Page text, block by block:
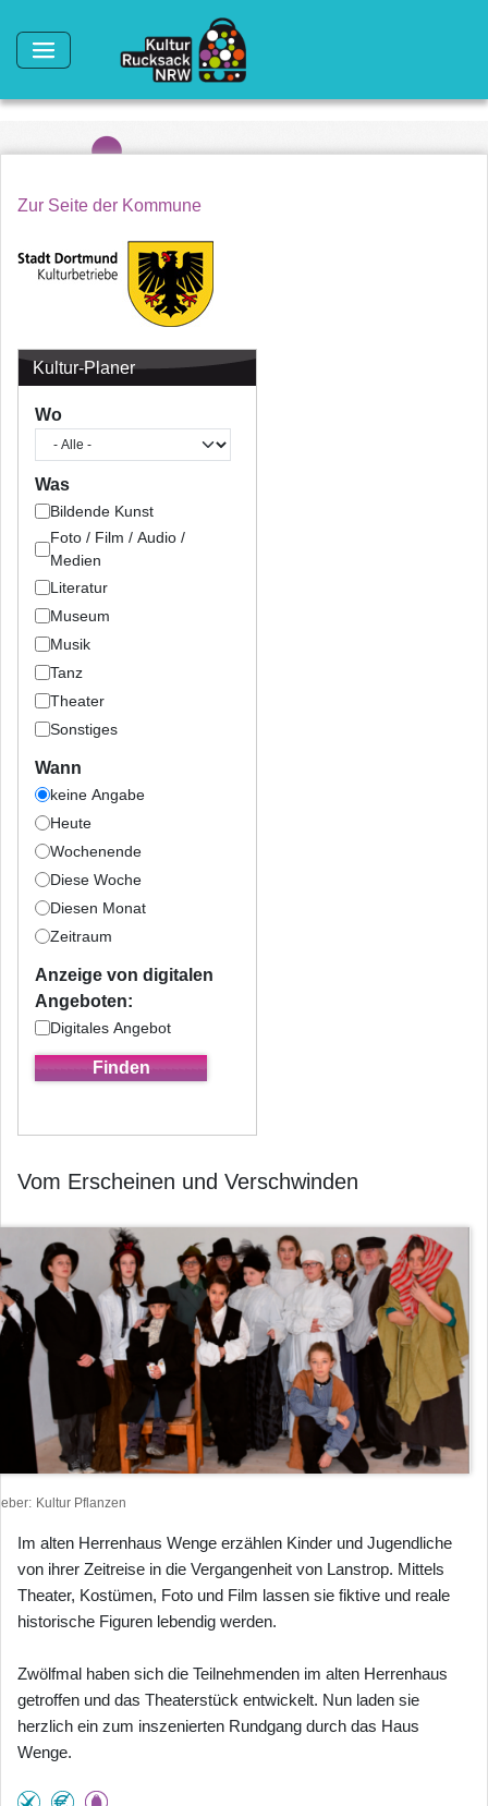
Zur Seite der Kommune
Kultur-Planer
Wo
Was
Bildende Kunst
Foto / Film / Audio /
Medien
Literatur
Museum
Musik
Tanz
Theater
Sonstiges
Wann
keine Angabe
Heute
Wochenende
Diese Woche
Diesen Monat
Zeitraum
Anzeige von digitalen
Angeboten:
Digitales Angebot
Vom Erscheinen und Verschwinden
Kultur Pflanzen
Im alten Herrenhaus Wenge erzählen Kinder und Jugendliche
von ihrer Zeitreise in die Vergangenheit von Lanstrop. Mittels
Theater, Kostümen, Foto und Film lassen sie fiktive und reale
historische Figuren lebendig werden.
Zwölfmal haben sich die Teilnehmenden im alten Herrenhaus
getroffen und das Theaterstück entwickelt. Nun laden sie
herzlich ein zum inszenierten Rundgang durch das Haus
Wenge.